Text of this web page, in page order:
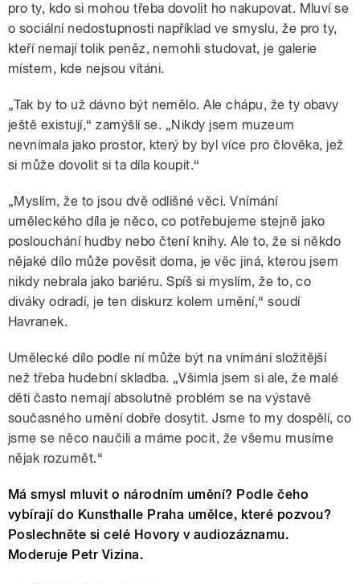
pro ty, kdo si mohou třeba dovolit ho nakupovat. Mluví se
o sociální nedostupnosti například ve smyslu, že pro ty,
kteří nemají tolik peněz, nemohli studovat, je galerie
místem, kde nejsou vítáni.
„Tak by to už dávno být nemělo. Ale chápu, že ty obavy
ještě existují,“ zamýšlí se. „Nikdy jsem muzeum
nevnímala jako prostor, který by byl více pro člověka, jež
si může dovolit si ta díla koupit.“
„Myslím, že to jsou dvě odlišné věci. Vnímání
uměleckého díla je něco, co potřebujeme stejně jako
poslouchání hudby nebo čtení knihy. Ale to, že si někdo
nějaké dílo může pověsit doma, je věc jiná, kterou jsem
nikdy nebrala jako bariéru. Spíš si myslím, že to, co
diváky odradí, je ten diskurz kolem umění,“ soudí
Havranek.
Umělecké dílo podle ní může být na vnímání složitější
než třeba hudební skladba. „Všimla jsem si ale, že malé
děti často nemají absolutně problém se na výstavě
současného umění dobře dosytit. Jsme to my dospělí, co
jsme se něco naučili a máme pocit, že všemu musíme
nějak rozumět.“
Má smysl mluvit o národním umění? Podle čeho
vybírají do Kunsthalle Praha umělce, které pozvou?
Poslechněte si celé Hovory v audiozáznamu.
Moderuje Petr Vizina.